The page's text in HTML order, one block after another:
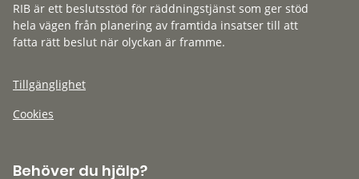
RIB är ett beslutsstöd för räddningstjänst som ger stöd
hela vägen från planering av framtida insatser till att
fatta rätt beslut när olyckan är framme.
Tillgänglighet
Cookies
Behöver du hjälp?